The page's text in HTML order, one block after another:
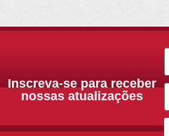
Inscreva-se para receber
nossas atualizações